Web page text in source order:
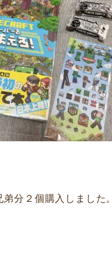
分２個購入しました。